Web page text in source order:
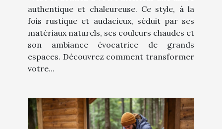
authentique et chaleureuse. Ce style, à la
fois rustique et audacieux, séduit par ses
matériaux naturels, ses couleurs chaudes et
son ambiance évocatrice de grands
espaces. Découvrez comment transformer
votre...